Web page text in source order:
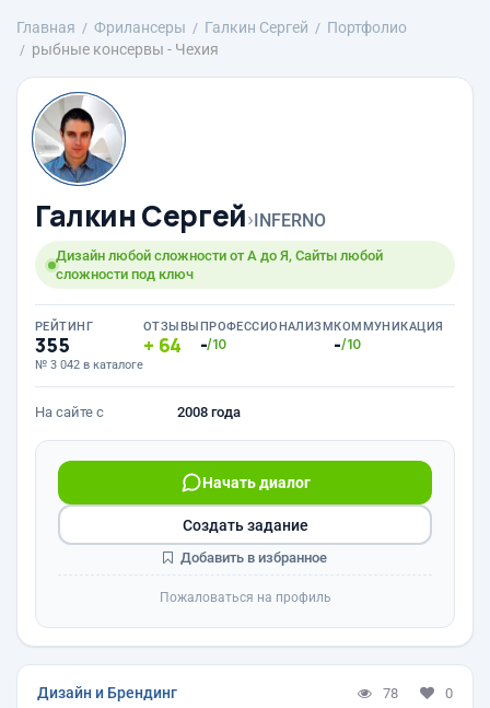
Главная Фрилансеры Галкин Сергей
Портфолио
рыбные консервы - Чехия
Галкин Сергей›INFERNO
Дизайн любой сложности от А до Я, Сайты любой
сложности под ключ
РЕЙТИНГ
355
№ 3 042 в каталоге
ОТЗЫВЫ
64
ПРОФЕССИОНАЛИЗМ
-/10
КОММУНИКАЦИЯ
-/10
На сайте с 2008 года
Начать диалог
Создать задание
Добавить в избранное
Пожаловаться на профиль
Дизайн и Брендинг 78 0